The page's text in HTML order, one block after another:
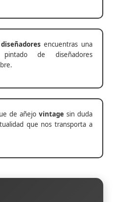
diseñadores encuentras una
de diseñadores
de añejo vintage sin duda
que nos transporta a